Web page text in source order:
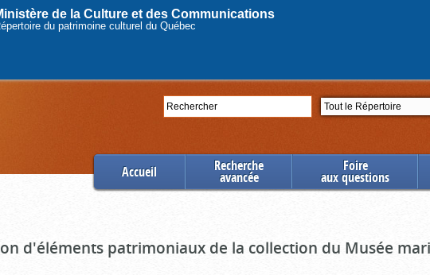
de la Culture et des Communications
du patrimoine culturel du Québec
Rechercher Section
Accueil Recherche
avancée
Foire
aux questions
d'éléments patrimoniaux de la collection du Musée